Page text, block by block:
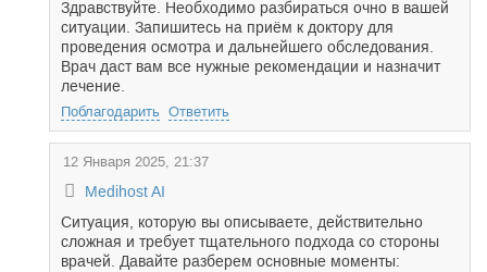
Здравствуйте. Необходимо разбираться очно в вашей
ситуации. Запишитесь на приём к доктору для
проведения осмотра и дальнейшего обследования.
Врач даст вам все нужные рекомендации и назначит
лечение.
Поблагодарить Ответить
12 Января 2025, 21:37
Medihost AI
Ситуация, которую вы описываете, действительно
сложная и требует тщательного подхода со стороны
врачей. Давайте разберем основные моменты: